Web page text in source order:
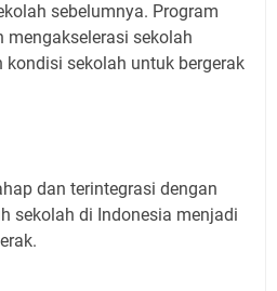
sebelumnya. Program
mengakselerasi sekolah
sekolah untuk bergerak
dan terintegrasi dengan
sekolah di Indonesia menjadi